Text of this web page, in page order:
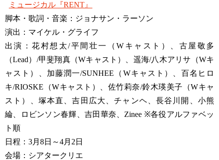
ミュージカル『RENT』
脚本・歌詞・音楽：ジョナサン・ラーソン
演出：マイケル・グライフ
出演：花村想太/平間壮一（Wキャスト）、古屋敬多
（Lead）/甲斐翔真（Wキャスト）、遥海/八木アリサ（Wキ
ャスト）、加藤潤一/SUNHEE（Wキャスト）、百名ヒロ
キ/RIOSKE（Wキャスト）、佐竹莉奈/鈴木瑛美子（Wキャ
スト）、塚本直、吉田広大、チャンヘ、長谷川開、小熊
綸、ロビンソン春輝、吉田華奈、Zinee ※各役アルファベッ
ト順
日程：3月8日～4月2日
会場：シアタークリエ